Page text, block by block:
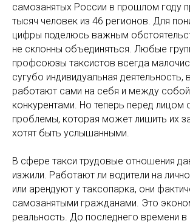
самозанятых России в прошлом году
тысяч человек из 46 регионов. Для
цифры поделюсь важным
не склонны объединяться. Любые
профсоюзы таксистов всегда
сугубо индивидуальная деятельность,
работают сами на себя и между
конкурентами. Но теперь перед лицом
проблемы, которая может лишить их
хотят быть услышанными.
В сфере такси трудовые отношения
изжили. Работают ли водители на
или арендуют у таксопарка, они
самозанятыми гражданами. Это
реальность. До последнего времени в